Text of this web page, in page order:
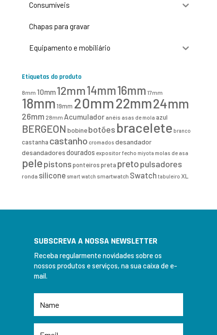
Consumíveis
Chapas para gravar
Equipamento e mobiliário
Etiquetas do produto
8mm 10mm12mm14mm16mm 17mm
18mm19mm 20mm22mm24mm
26mm 28mm Acumulador anéis asas de mola azul
BERGEON bobinebotões bracelete branco
castanha castanho cromados desandador
desandadoresdourados expositor fecho miyota molas de asa
pelepistonsponteirospreta pretopulsadores
ronda silicone smart watch smartwatch Swatch tabuleiro XL
SUBSCREVA A NOSSA NEWSLETTER
Receba regularmente novidades sobre os
nossos produtos e serviços, na sua caixa de e-
mail.